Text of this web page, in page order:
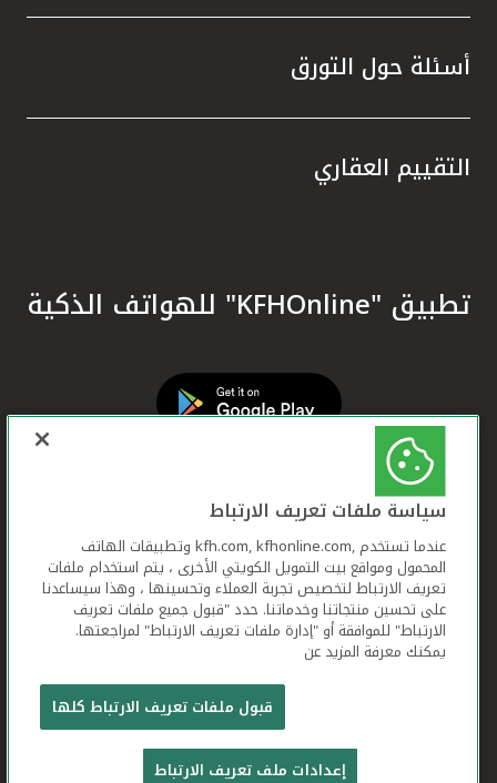
أسئلة حول التورق
التقييم العقاري
تطبيق "KFHOnline" للهواتف الذكية
بيت التمويل الكويتي جميع الحقوق محفوظة © 2026
شروط وأحكام استخدام الموقع الإلكتروني
تعريف الارتباط بيان الخصوصية
سياسة ملفات تعريف الارتباط
عندما تستخدم ,kfh.com, kfhonline.com وتطبيقات الهاتف
المحمول ومواقع بيت التمويل الكويتي الأخرى ، يتم استخدام ملفات
تعريف الارتباط لتخصيص تجربة العملاء وتحسينها ، وهذا سيساعدنا
على تحسين منتجاتنا وخدماتنا. حدد "قبول جميع ملفات تعريف
الارتباط" للموافقة أو "إدارة ملفات تعريف الارتباط" لمراجعتها.
يمكنك معرفة المزيد عن
قبول ملفات تعريف الارتباط كلها
إعدادات ملف تعريف الارتباط